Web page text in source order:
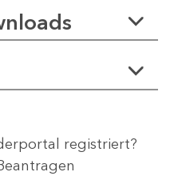
registriert?